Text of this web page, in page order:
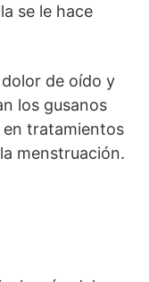
se le hace
de oído y
los gusanos
en tratamientos
menstruación.